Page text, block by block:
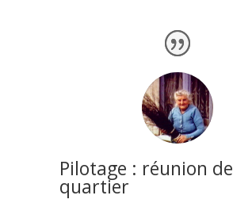
Pilotage : réunion de
quartier